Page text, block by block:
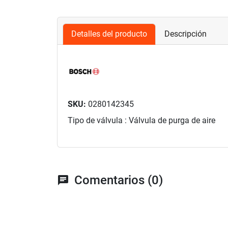
Detalles del producto Descripción
SKU: 0280142345
Tipo de válvula : Válvula de purga de aire
chat Comentarios (0)